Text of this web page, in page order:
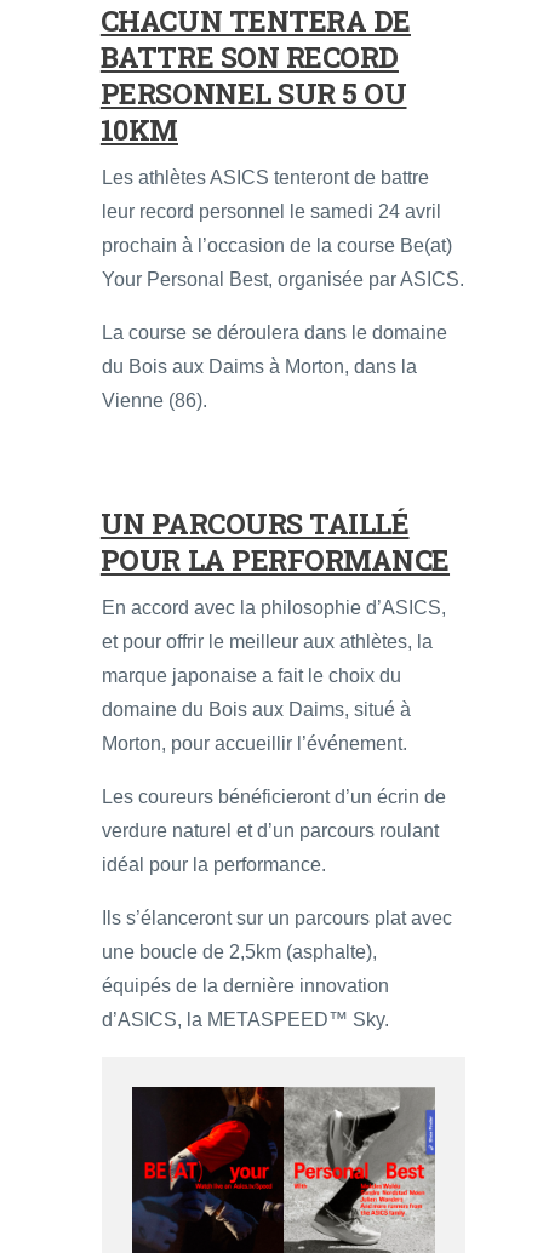
CHACUN TENTERA DE
BATTRE SON RECORD
PERSONNEL SUR 5 OU
10KM
Les athlètes ASICS tenteront de battre
leur record personnel le samedi 24 avril
prochain à l’occasion de la course Be(at)
Your Personal Best, organisée par ASICS.
La course se déroulera dans le domaine
du Bois aux Daims à Morton, dans la
Vienne (86).
UN PARCOURS TAILLÉ
POUR LA PERFORMANCE
En accord avec la philosophie d’ASICS,
et pour offrir le meilleur aux athlètes, la
marque japonaise a fait le choix du
domaine du Bois aux Daims, situé à
Morton, pour accueillir l’événement.
Les coureurs bénéficieront d’un écrin de
verdure naturel et d’un parcours roulant
idéal pour la performance.
Ils s’élanceront sur un parcours plat avec
une boucle de 2,5km (asphalte),
équipés de la dernière innovation
d’ASICS, la METASPEED™ Sky.